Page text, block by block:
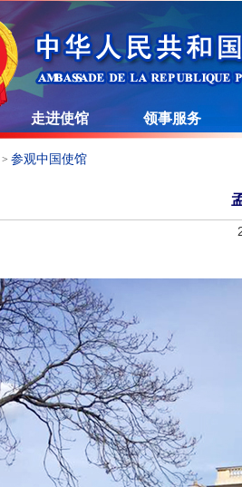
走进使馆 领事服务
> 参观中国使馆